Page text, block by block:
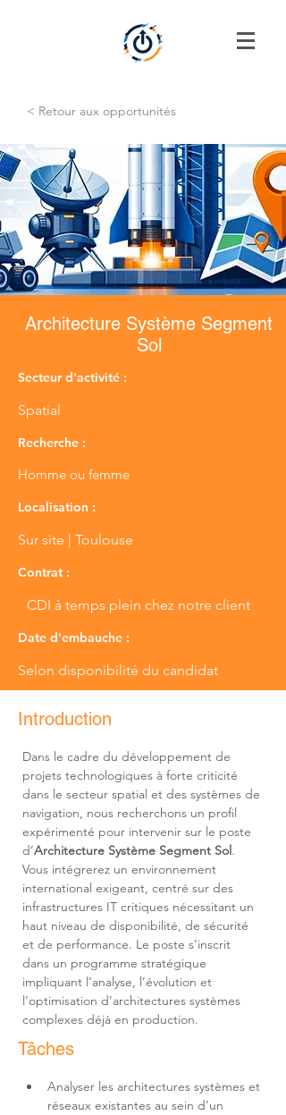
< Retour aux opportunités
Architecture Système Segment
Sol
Secteur d'activité :
Spatial
Recherche :
Homme ou femme
Localisation :
Sur site | Toulouse
Contrat :
CDI à temps plein chez notre client
Date d'embauche :
Selon disponibilité du candidat
Introduction
Dans le cadre du développement de
projets technologiques à forte criticité
dans le secteur spatial et des systèmes de
navigation, nous recherchons un profil
expérimenté pour intervenir sur le poste
d’Architecture Système Segment Sol.
Vous intégrerez un environnement
international exigeant, centré sur des
infrastructures IT critiques nécessitant un
haut niveau de disponibilité, de sécurité
et de performance. Le poste s’inscrit
dans un programme stratégique
impliquant l’analyse, l’évolution et
l’optimisation d’architectures systèmes
complexes déjà en production.
Tâches
Analyser les architectures systèmes et
réseaux existantes au sein d’un